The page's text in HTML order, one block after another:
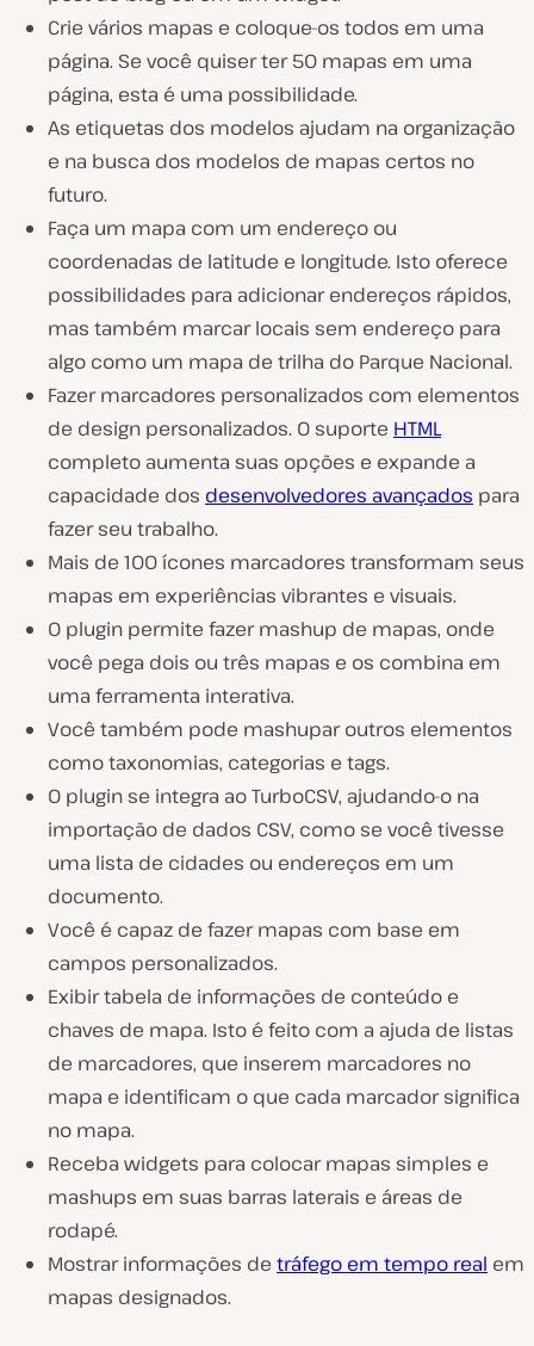
Crie vários mapas e coloque-os todos em uma
página. Se você quiser ter 50 mapas em uma
página, esta é uma possibilidade.
As etiquetas dos modelos ajudam na organização
e na busca dos modelos de mapas certos no
futuro.
Faça um mapa com um endereço ou
coordenadas de latitude e longitude. Isto oferece
possibilidades para adicionar endereços rápidos,
mas também marcar locais sem endereço para
algo como um mapa de trilha do Parque Nacional.
Fazer marcadores personalizados com elementos
de design personalizados. O suporte HTML
completo aumenta suas opções e expande a
capacidade dos desenvolvedores avançados para
fazer seu trabalho.
Mais de 100 ícones marcadores transformam seus
mapas em experiências vibrantes e visuais.
O plugin permite fazer mashup de mapas, onde
você pega dois ou três mapas e os combina em
uma ferramenta interativa.
Você também pode mashupar outros elementos
como taxonomias, categorias e tags.
O plugin se integra ao TurboCSV, ajudando-o na
importação de dados CSV, como se você tivesse
uma lista de cidades ou endereços em um
documento.
Você é capaz de fazer mapas com base em
campos personalizados.
Exibir tabela de informações de conteúdo e
chaves de mapa. Isto é feito com a ajuda de listas
de marcadores, que inserem marcadores no
mapa e identificam o que cada marcador significa
no mapa.
Receba widgets para colocar mapas simples e
mashups em suas barras laterais e áreas de
rodapé.
Mostrar informações de tráfego em tempo real em
mapas designados.